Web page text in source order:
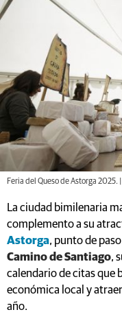
Feria del Queso de Astorga 2025. |
La ciudad bimilenaria
complemento a su
Astorga, punto de
Camino de Santiago,
calendario de citas que
económica local y
año.